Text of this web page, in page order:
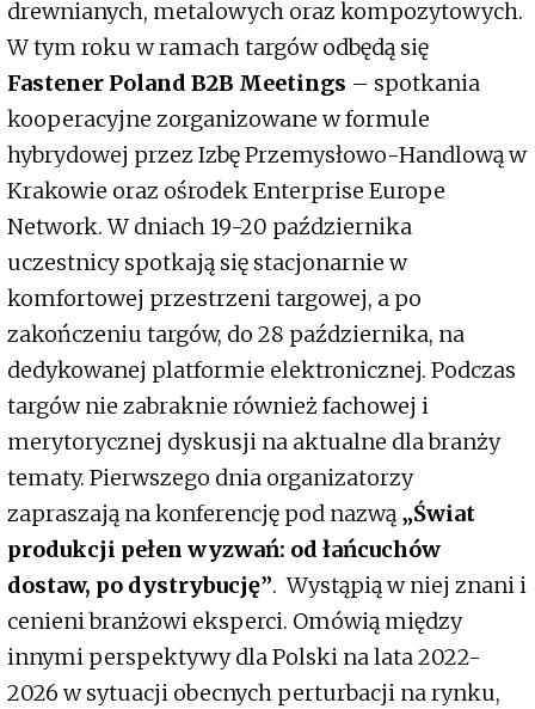
drewnianych, metalowych oraz kompozytowych.
W tym roku w ramach targów odbędą się
Fastener Poland B2B Meetings – spotkania
kooperacyjne zorganizowane w formule
hybrydowej przez Izbę Przemysłowo-Handlową w
Krakowie oraz ośrodek Enterprise Europe
Network. W dniach 19-20 października
uczestnicy spotkają się stacjonarnie w
komfortowej przestrzeni targowej, a po
zakończeniu targów, do 28 października, na
dedykowanej platformie elektronicznej. Podczas
targów nie zabraknie również fachowej i
merytorycznej dyskusji na aktualne dla branży
tematy. Pierwszego dnia organizatorzy
zapraszają na konferencję pod nazwą „Świat
produkcji pełen wyzwań: od łańcuchów
dostaw, po dystrybucję”. Wystąpią w niej znani i
cenieni branżowi eksperci. Omówią między
innymi perspektywy dla Polski na lata 2022-
2026 w sytuacji obecnych perturbacji na rynku,